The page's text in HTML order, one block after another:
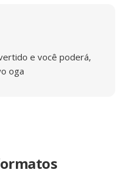
e você poderá,
oga